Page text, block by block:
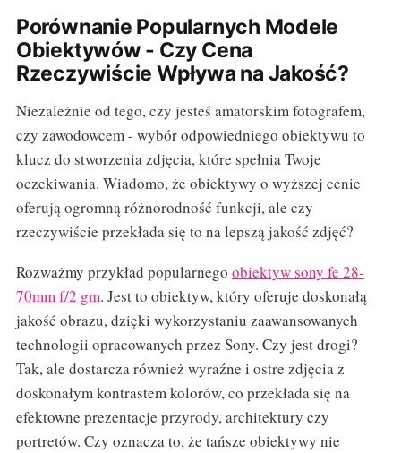
Porównanie Popularnych Modele
Obiektywów - Czy Cena
Rzeczywiście Wpływa na Jakość?
Niezależnie od tego, czy jesteś amatorskim fotografem,
czy zawodowcem - wybór odpowiedniego obiektywu to
klucz do stworzenia zdjęcia, które spełnia Twoje
oczekiwania. Wiadomo, że obiektywy o wyższej cenie
oferują ogromną różnorodność funkcji, ale czy
rzeczywiście przekłada się to na lepszą jakość zdjęć?
Rozważmy przykład popularnego obiektyw sony fe 28-
70mm f/2 gm. Jest to obiektyw, który oferuje doskonałą
jakość obrazu, dzięki wykorzystaniu zaawansowanych
technologii opracowanych przez Sony. Czy jest drogi?
Tak, ale dostarcza również wyraźne i ostre zdjęcia z
doskonałym kontrastem kolorów, co przekłada się na
efektowne prezentacje przyrody, architektury czy
portretów. Czy oznacza to, że tańsze obiektywy nie